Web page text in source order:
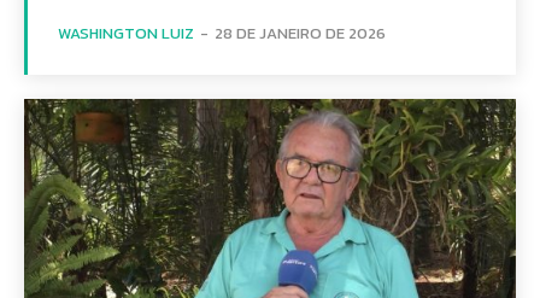
WASHINGTON LUIZ - 28 DE JANEIRO DE 2026